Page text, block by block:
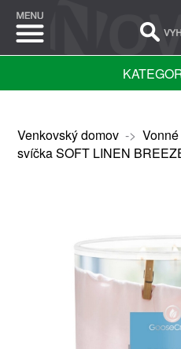
Venkovský domov->
svíčka SOFT LINEN